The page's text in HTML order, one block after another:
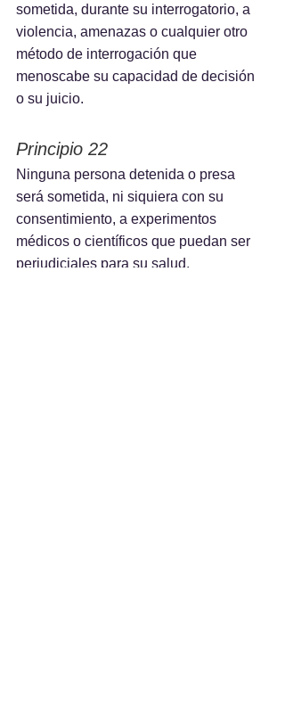
sometida, durante su interrogatorio, a
violencia, amenazas o cualquier otro
método de interrogación que
menoscabe su capacidad de decisión
o su juicio.
Principio 22
Ninguna persona detenida o presa
será sometida, ni siquiera con su
consentimiento, a experimentos
médicos o científicos que puedan ser
perjudiciales para su salud.